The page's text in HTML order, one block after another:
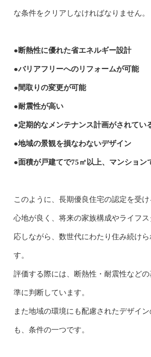
な条件をクリアしなければなりません。
●断熱性に優れた省エネルギー設計
●バリアフリーへのリフォームが可能
●間取りの変更が可能
●耐震性が高い
●定期的なメンテナンス計画がされてい
●地域の景観を損なわないデザイン
●面積が戸建てで75㎡以上、マンション
このように、長期優良住宅の認定を受
心地が良く、将来の家族構成やライフ
応しながら、数世代にわたり住み続け
す。
評価する際には、断熱性・耐震性など
準に判断しています。
また地域の環境にも配慮されたデザイ
も、条件の一つです。